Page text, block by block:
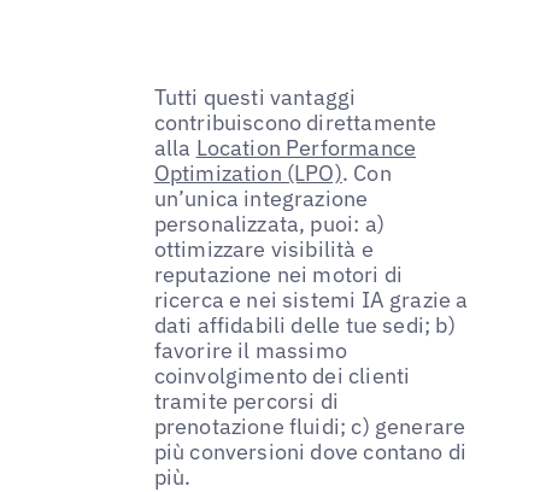
Tutti questi vantaggi
contribuiscono direttamente
alla Location Performance
Optimization (LPO). Con
un’unica integrazione
personalizzata, puoi: a)
ottimizzare visibilità e
reputazione nei motori di
ricerca e nei sistemi IA grazie a
dati affidabili delle tue sedi; b)
favorire il massimo
coinvolgimento dei clienti
tramite percorsi di
prenotazione fluidi; c) generare
più conversioni dove contano di
più.